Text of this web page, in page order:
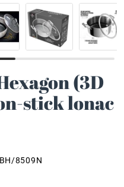
(3D
stick lonac
BH/8509N